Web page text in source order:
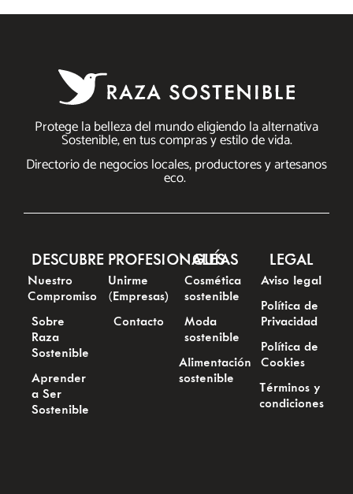
Protege la belleza del mundo eligiendo la alternativa
Sostenible, en tus compras y estilo de vida.
Directorio de negocios locales, productores y artesanos
eco.
DESCUBRE
Nuestro
Compromiso
Sobre
Raza
Sostenible
Aprender
a Ser
Sostenible
PROFESIONALES
Unirme
(Empresas)
Contacto
GUÍAS
Cosmética
sostenible
Moda
sostenible
Alimentación
sostenible
LEGAL
Aviso legal
Política de
Privacidad
Política de
Cookies
Términos y
condiciones